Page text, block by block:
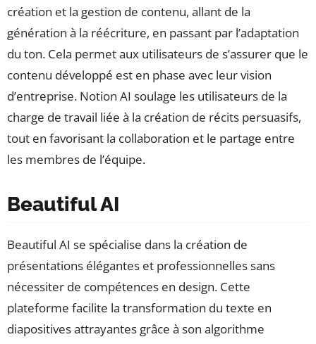
création et la gestion de contenu, allant de la
génération à la réécriture, en passant par l’adaptation
du ton. Cela permet aux utilisateurs de s’assurer que le
contenu développé est en phase avec leur vision
d’entreprise. Notion AI soulage les utilisateurs de la
charge de travail liée à la création de récits persuasifs,
tout en favorisant la collaboration et le partage entre
les membres de l’équipe.
Beautiful AI
Beautiful AI se spécialise dans la création de
présentations élégantes et professionnelles sans
nécessiter de compétences en design. Cette
plateforme facilite la transformation du texte en
diapositives attrayantes grâce à son algorithme